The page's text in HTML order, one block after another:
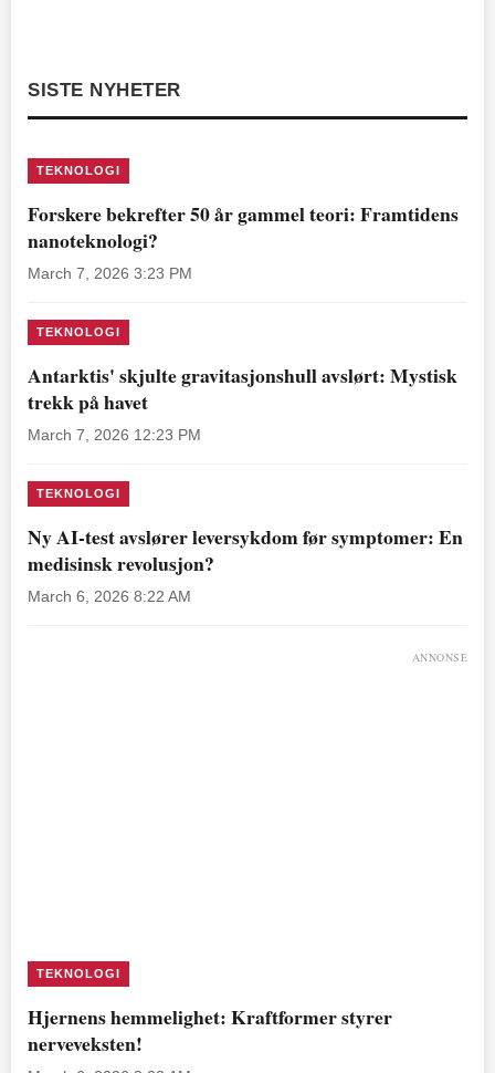
SISTE NYHETER
TEKNOLOGI
Forskere bekrefter 50 år gammel teori: Framtidens
nanoteknologi?
March 7, 2026 3:23 PM
TEKNOLOGI
Antarktis' skjulte gravitasjonshull avslørt: Mystisk
trekk på havet
March 7, 2026 12:23 PM
TEKNOLOGI
Ny AI-test avslører leversykdom før symptomer: En
medisinsk revolusjon?
March 6, 2026 8:22 AM
ANNONSE
TEKNOLOGI
Hjernens hemmelighet: Kraftformer styrer
nerveveksten!